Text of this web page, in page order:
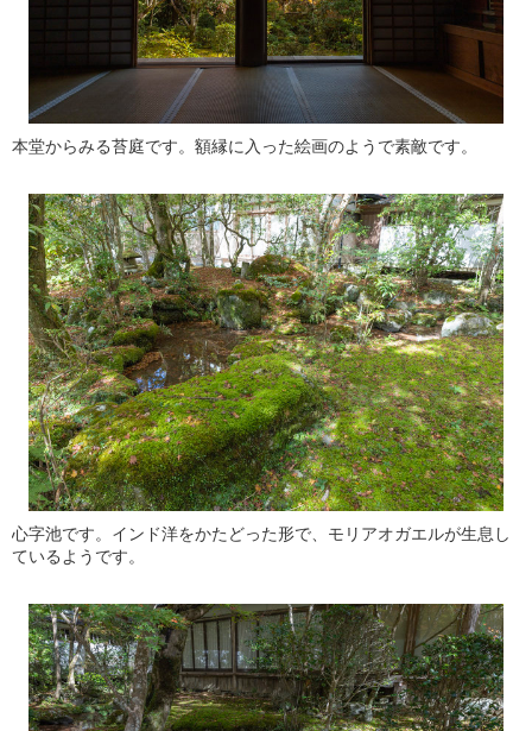
本堂からみる苔庭です。額縁に入った絵画のようで素敵です。
心字池です。インド洋をかたどった形で、モリアオガエルが生息し
ているようです。